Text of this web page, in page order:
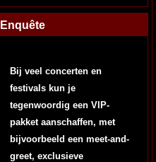
Enquête
Bij veel concerten en
festivals kun je
tegenwoordig een VIP-
pakket aanschaffen, met
bijvoorbeeld een meet-and-
greet, exclusieve